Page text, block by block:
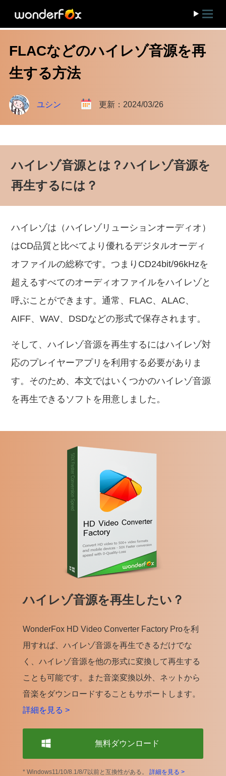
FLACなどのハイレゾ音源を再
生する方法
ユシン 更新：2024/03/26
ハイレゾ音源とは？ハイレゾ音源を
再生するには？
ハイレゾは（ハイレゾリューションオーディオ）
はCD品質と比べてより優れるデジタルオーディ
オファイルの総称です。つまりCD24bit/96kHzを
超えるすべてのオーディオファイルをハイレゾと
呼ぶことができます。通常、FLAC、ALAC、
AIFF、WAV、DSDなどの形式で保存されます。
そして、ハイレゾ音源を再生するにはハイレゾ対
応のプレイヤーアプリを利用する必要がありま
す。そのため、本文ではいくつかのハイレゾ音源
を再生できるソフトを用意しました。
ハイレゾ音源を再生したい？
WonderFox HD Video Converter Factory Proを利
用すれば、ハイレゾ音源を再生できるだけでな
く、ハイレゾ音源を他の形式に変換して再生する
ことも可能です。また音楽変換以外、ネットから
音楽をダウンロードすることもサポートします。
詳細を見る >
無料ダウンロード
* Windows11/10/8.1/8/7以前と互換性がある。 詳細を見る >